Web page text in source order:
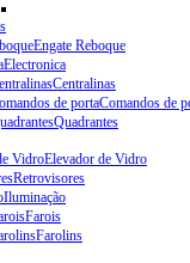
Engate Reboque
Electronica
Centralinas
Comandos de
Quadrantes
Elevador de Vidro
Retrovisores
Iluminação
Farois
Farolins